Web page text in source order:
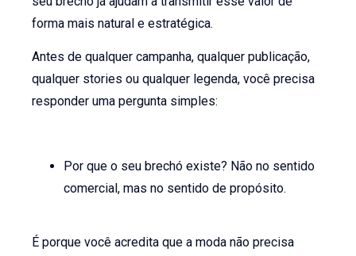
forma mais natural e estratégica.
Antes de qualquer campanha, qualquer publicação,
qualquer stories ou qualquer legenda, você precisa
responder uma pergunta simples:
Por que o seu brechó existe? Não no sentido
comercial, mas no sentido de propósito.
É porque você acredita que a moda não precisa